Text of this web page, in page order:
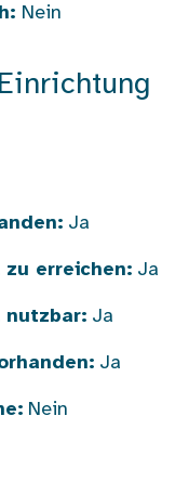
Nein
Ja
erreichen: Ja
Ja
Ja
Nein